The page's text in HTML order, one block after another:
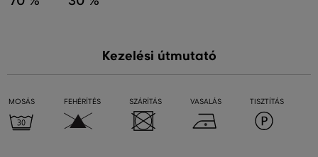
Kezelési útmutató
MOSÁS FEHÉRÍTÉS SZÁRÍTÁS VASALÁS TISZTÍTÁS